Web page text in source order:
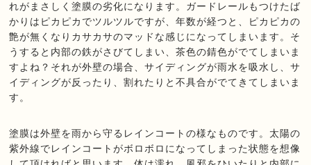
れがまさしく塗膜の劣化になります。ガードレールもつけたば
かりはピカピカでツルツルですが、年数が経つと、ピカピカの
艶が無くなりカサカサのマッドな感じになってしまいます。そ
うすると内部の鉄がさびてしまい、茶色の錆色がでてしまいま
すよね？それが外壁の場合、サイディングが雨水を吸水し、サ
イディングが反ったり、割れたりと不具合がでてきてしまいま
す。
塗膜は外壁を雨から守るレインコートの様なものです。太陽の
紫外線でレインコートがボロボロになってしまった状態を想像